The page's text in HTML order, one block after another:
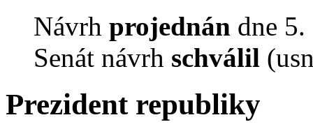
Návrh projednán dne
Senát návrh schválil
Prezident republiky